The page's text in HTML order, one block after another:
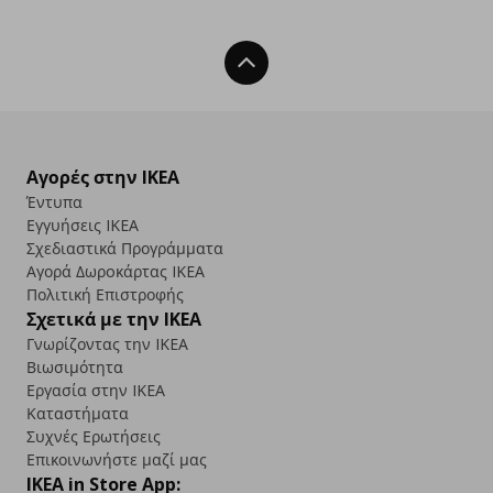
Back To Top
Αγορές στην IKEA
Έντυπα
Εγγυήσεις IKEA
Σχεδιαστικά Προγράμματα
Αγορά Δωρoκάρτας IKEA
Πολιτική Επιστροφής
Σχετικά με την IKEA
Γνωρίζοντας την IKEA
Βιωσιμότητα
Εργασία στην IKEA
Καταστήματα
Συχνές Ερωτήσεις
Επικοινωνήστε μαζί μας
IKEA in Store App: